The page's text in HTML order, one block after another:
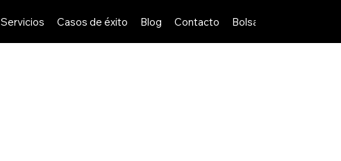
Servicios Casos de éxito Blog Contacto Bolsa de Trabajo